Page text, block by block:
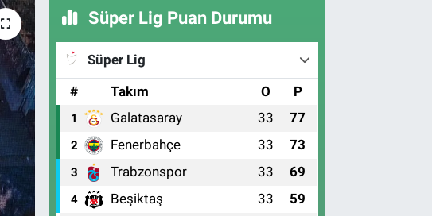
Süper Lig Puan Durumu
Süper Lig
#
Takım O P
1 Galatasaray 33 77
2 Fenerbahçe 33 73
3 Trabzonspor 33 69
4 Beşiktaş 33 59